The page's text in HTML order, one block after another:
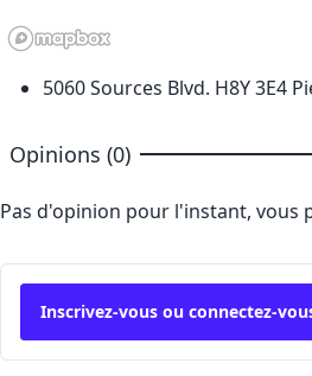
5060 Sources Blvd. H8Y 3E4
Opinions (0)
Pas d'opinion pour l'instant, vous
Inscrivez-vous ou connectez-